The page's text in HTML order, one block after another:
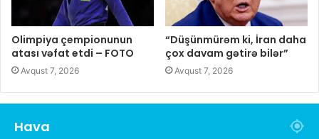
Olimpiya çempionunun
atası vəfat etdi – FOTO
Avqust 7, 2026
“Düşünmürəm ki, İran daha
çox davam gətirə bilər”
Avqust 7, 2026
Hava